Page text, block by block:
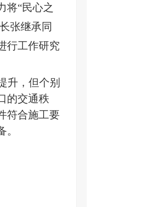
将“民心之
张继承同
行工作研究
升，但个别
的交通秩
符合施工要